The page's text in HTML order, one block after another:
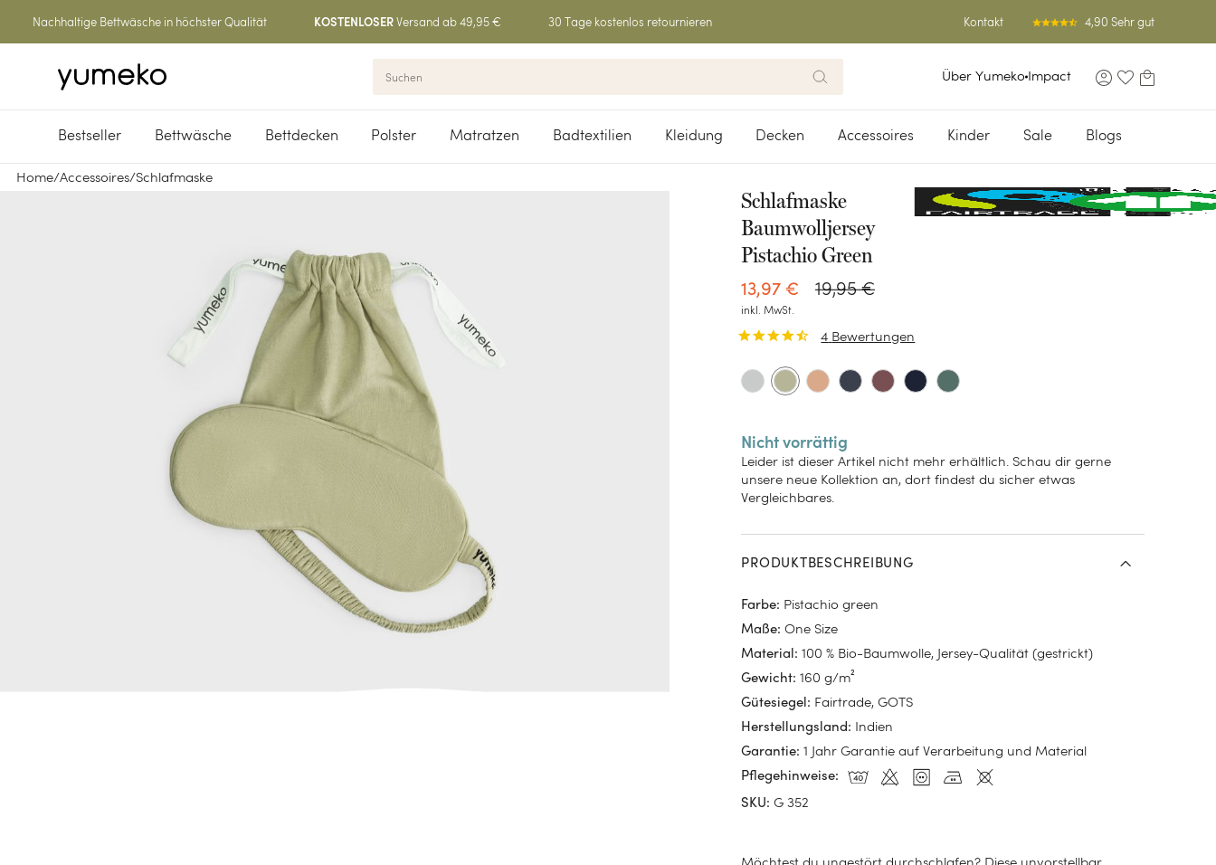
Nachhaltige Bettwäsche in höchster Qualität KOSTENLOSER Versand ab 49,95 € 30 Tage kostenlos retournieren Kontakt 4,90 Sehr gut
Über Yumeko Impact
Bestseller Bettwäsche Bettdecken Polster Matratzen Badtextilien Kleidung Decken Accessoires Kinder Sale Blogs
Home/Accessoires/Schlafmaske
Schlafmaske
Baumwolljersey
Pistachio Green
13,97 € 19,95 €
inkl. MwSt.
4 Bewertungen
Nicht vorrättig
Leider ist dieser Artikel nicht mehr erhältlich. Schau dir gerne
unsere neue Kollektion an, dort findest du sicher etwas
Vergleichbares.
PRODUKTBESCHREIBUNG
Farbe: Pistachio green
Maße:One Size
Material :100 % Bio-Baumwolle, Jersey-Qualität (gestrickt)
Gewicht:160 g/m²
Gütesiegel : Fairtrade, GOTS
Herstellungsland : Indien
Garantie:1 Jahr Garantie auf Verarbeitung und Material
Pflegehinweise:
SKU:G 352
Möchtest du ungestört durchschlafen? Diese unvorstellbar